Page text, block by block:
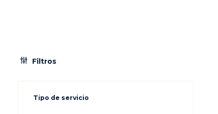
Filtros
Tipo de servicio